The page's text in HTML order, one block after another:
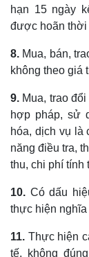
hạn 15 ngày
được hoãn thời
8. Mua, bán,
không theo giá
9. Mua, trao
hợp pháp, sử
hóa, dịch vụ là
năng điều tra,
thu, chi phí tính
10. Có dấu
thực hiện nghĩa
11. Thực hiện
tế, không